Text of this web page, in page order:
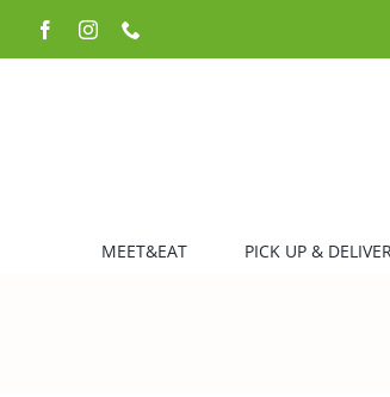
Inhalt
FacebookInstagram
MEET&EAT PICK UP &